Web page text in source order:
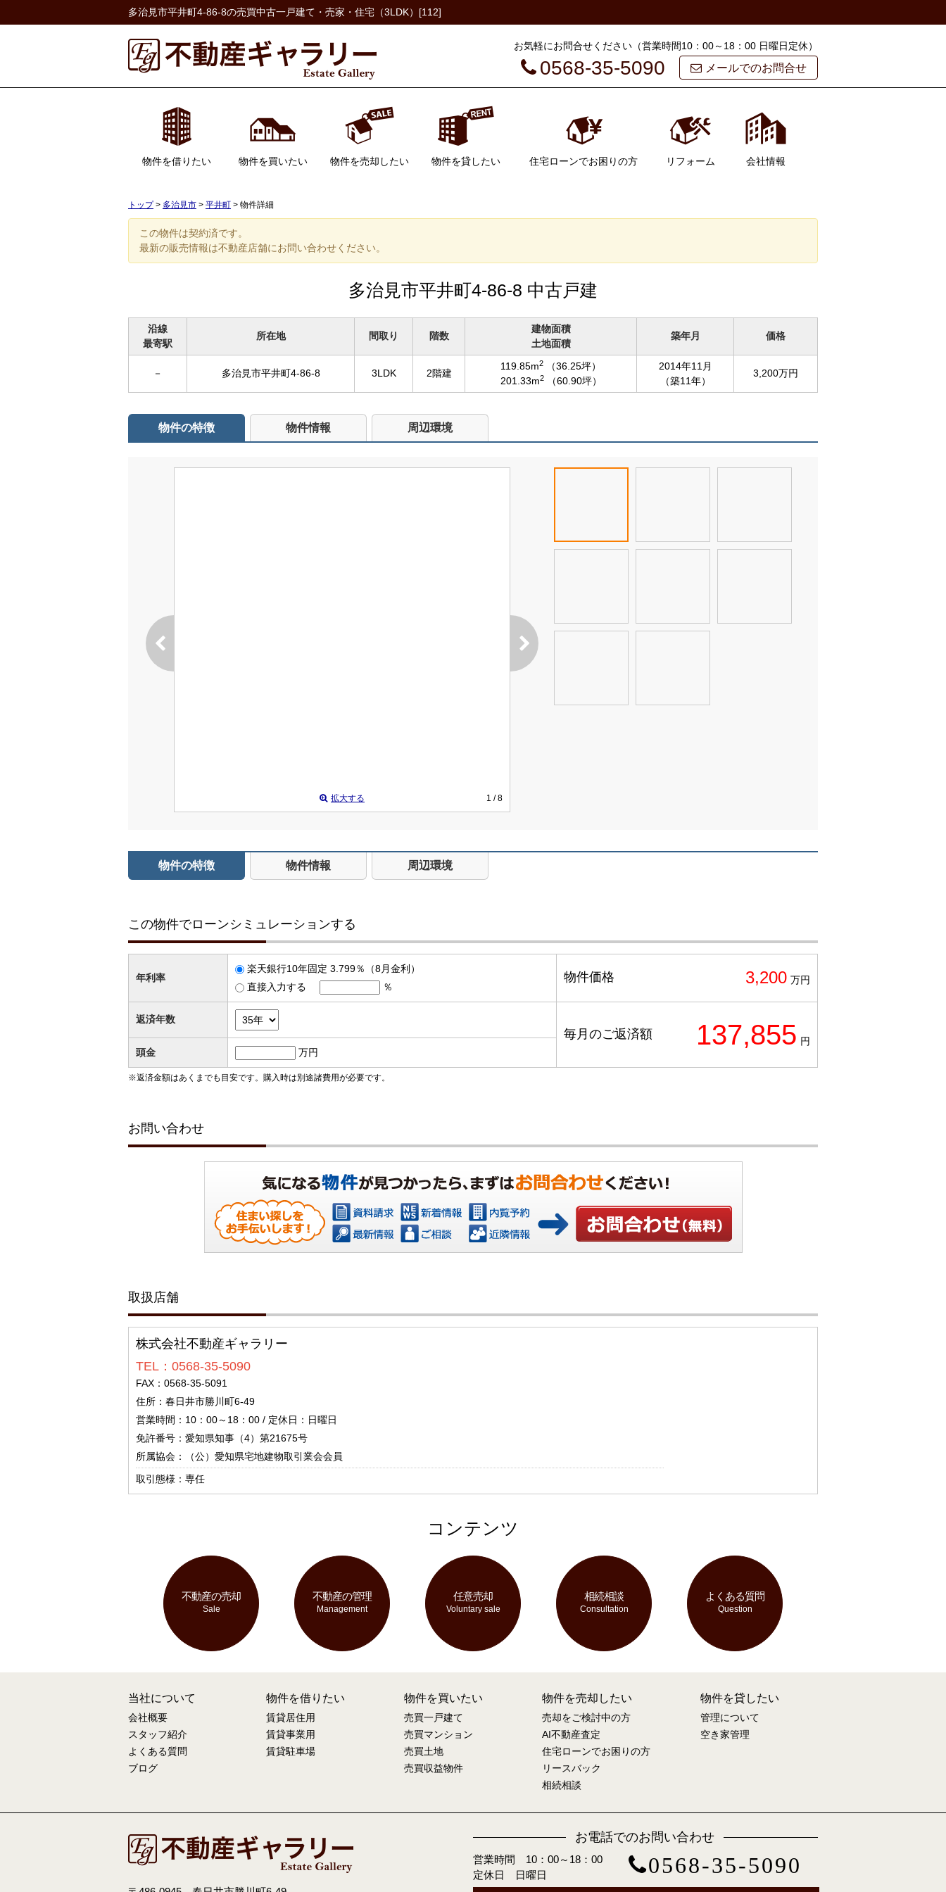
多治見市平井町4-86-8の売買中古一戸建て・売家・住宅（3LDK）[112]
お気軽にお問合せください（営業時間10：00～18：00 日曜日定休）
メールでのお問合せ
0568-35-5090
物件を借りたい 物件を買いたい 物件を売却したい 物件を貸したい 住宅ローンでお困りの方 リフォーム 会社情報
トップ> 多治見市 > 平井町 > 物件詳細
この物件は契約済です。
最新の販売情報は不動産店舗にお問い合わせください。
多治見市平井町4-86-8 中古戸建
沿線
最寄駅
所在地 間取り 階数
建物面積
土地面積
築年月 価格
－ 多治見市平井町4-86-8 3LDK 2階建
119.85m2
（36.25坪）
201.33m2 （60.90坪）
2014年11月
（築11年）
3,200万円
物件の特徴 物件情報 周辺環境
拡大する 1 / 8
物件の特徴 物件情報 周辺環境
この物件でローンシミュレーションする
年利率
楽天銀行10年固定 3.799％（8月金利）
直接入力する
％
物件価格 3,200 万円
返済年数
毎月のご返済額 137,855 円
頭金
万円
※返済金額はあくまでも目安です。購入時は別途諸費用が必要です。
お問い合わせ
取扱店舗
株式会社不動産ギャラリー
TEL：0568-35-5090
FAX：0568-35-5091
住所：春日井市勝川町6-49
営業時間：10：00～18：00 / 定休日：日曜日
免許番号：愛知県知事（4）第21675号
所属協会：（公）愛知県宅地建物取引業会会員
取引態様：専任
コンテンツ
不動産の売却
Sale
不動産の管理
Management
任意売却
Voluntary sale
相続相談
Consultation
よくある質問
Question
当社について
会社概要
スタッフ紹介
よくある質問
ブログ
物件を借りたい
賃貸居住用
賃貸事業用
賃貸駐車場
物件を買いたい
売買一戸建て
売買マンション
売買土地
売買収益物件
物件を売却したい
売却をご検討中の方
AI不動産査定
住宅ローンでお困りの方
リースバック
相続相談
物件を貸したい
管理について
空き家管理
お電話でのお問い合わせ
営業時間 10：00～18：00
定休日 日曜日
0568-35-5090